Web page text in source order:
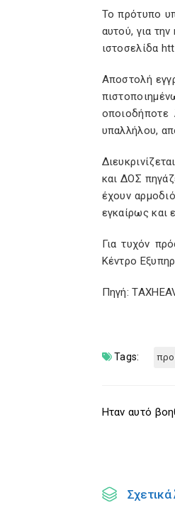
Το πρότυπο
αυτού, για
ιστοσελίδα
Αποστολή
υπαλλήλου,
και ΔΟΣ
έχουν
εγκαίρως και
Για τυχόν
Κέντρο
Πηγή:
Tags:
Ηταν αυτό